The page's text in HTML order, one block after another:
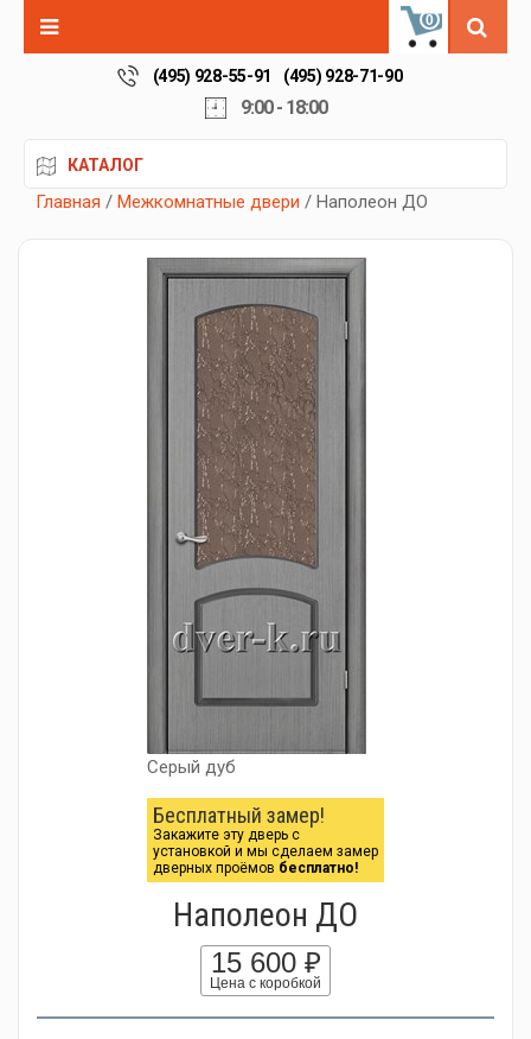
0
(495) 928-55-91 (495) 928-71-90
9:00 - 18:00
КАТАЛОГ
Главная / Межкомнатные двери / Наполеон ДО
Серый дуб
Бесплатный замер!
Закажите эту дверь с
установкой и мы сделаем замер
дверных проёмов бесплатно!
Наполеон ДО
15 600 ₽
Цена с коробкой